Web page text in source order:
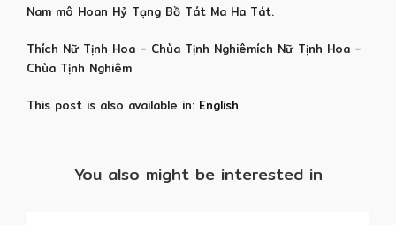
Nam mô Hoan Hỷ Tạng Bồ Tát Ma Ha Tát.
Thích Nữ Tịnh Hoa – Chùa Tịnh Nghiêmích Nữ Tịnh Hoa –
Chùa Tịnh Nghiêm
This post is also available in: English
You also might be interested in